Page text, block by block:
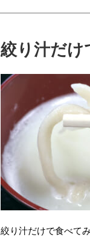
絞り汁だけ
絞り汁だけで食べて